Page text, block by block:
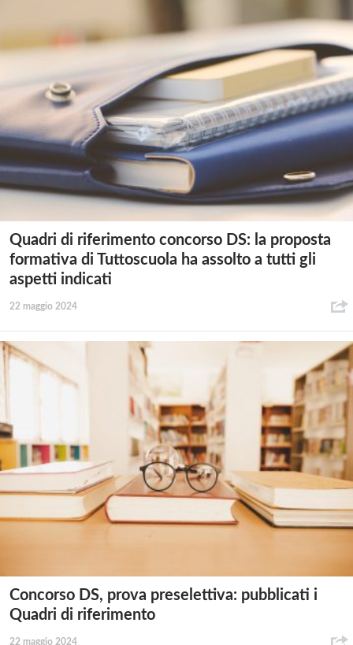
Quadri di riferimento concorso DS: la proposta
formativa di Tuttoscuola ha assolto a tutti gli
aspetti indicati
22 maggio 2024
Concorso DS, prova preselettiva: pubblicati i
Quadri di riferimento
22 maggio 2024